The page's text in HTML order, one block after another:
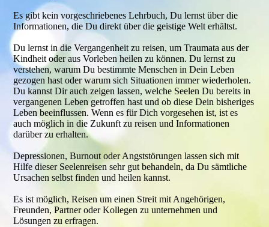
Es gibt kein vorgeschriebenes Lehrbuch, Du lernst über die
Informationen, die Du direkt über die geistige Welt erhältst.
Du lernst in die Vergangenheit zu reisen, um Traumata aus der
Kindheit oder aus Vorleben heilen zu können. Du lernst zu
verstehen, warum Du bestimmte Menschen in Dein Leben
gezogen hast oder warum sich Situationen immer wiederholen.
Du kannst Dir auch zeigen lassen, welche Seelen Du bereits in
vergangenen Leben getroffen hast und ob diese Dein bisheriges
Leben beeinflussen. Wenn es für Dich vorgesehen ist, ist es
auch möglich in die Zukunft zu reisen und Informationen
darüber zu erhalten.
Depressionen, Burnout oder Angststörungen lassen sich mit
Hilfe dieser Seelenreisen sehr gut behandeln, da Du sämtliche
Ursachen selbst finden und heilen kannst.
Es ist möglich, Reisen um einen Streit mit Angehörigen,
Freunden, Partner oder Kollegen zu unternehmen und
Lösungen zu erfragen.